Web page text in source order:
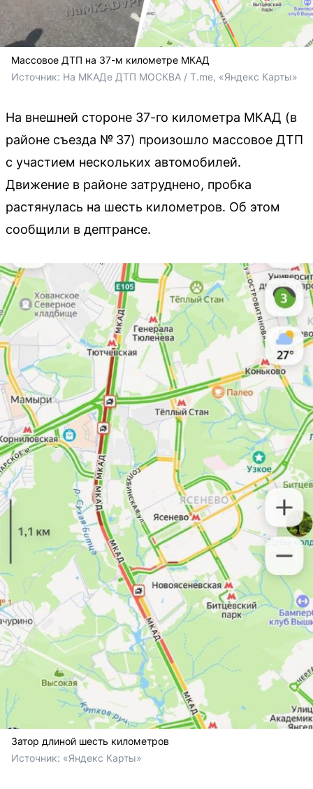
Массовое ДТП на 37-м километре МКАД
Источник: На МКАДе ДТП МОСКВА / T.me, «Яндекс Карты»
На внешней стороне 37-го километра МКАД (в
районе съезда № 37) произошло массовое ДТП
с участием нескольких автомобилей.
Движение в районе затруднено, пробка
растянулась на шесть километров. Об этом
сообщили в дептрансе.
Затор длиной шесть километров
Источник: «Яндекс Карты»